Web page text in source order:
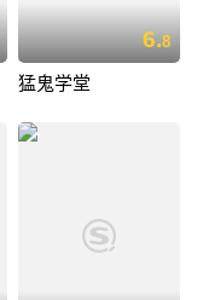
6.8
猛鬼学堂